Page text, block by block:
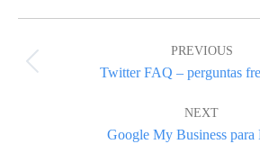
navigation
PREVIOUS
Previous
post:
Twitter FAQ – perguntas
NEXT
Next
Google My Business para